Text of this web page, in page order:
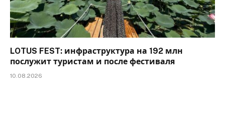
LOTUS FEST: инфраструктура на 192 млн
послужит туристам и после фестиваля
10.08.2026